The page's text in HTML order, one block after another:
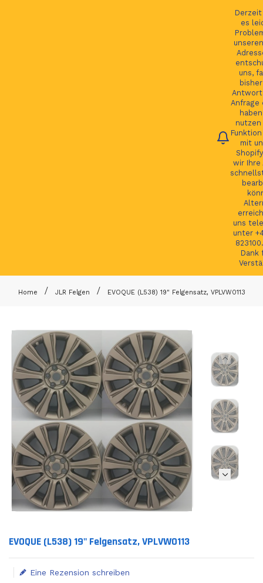
es
uns,
Antwort
Anfrage
nutzen
mit
wir Ihre
uns
unter
Dank
Home JLR Felgen EVOQUE (L538) 19" Felgensatz, VPLVW0113
EVOQUE (L538) 19" Felgensatz, VPLVW0113
Eine Rezension schreiben
Translation missing: de.products.product.loader_label